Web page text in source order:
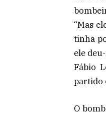
“Mas
tinha
ele
Fábio
partido
O